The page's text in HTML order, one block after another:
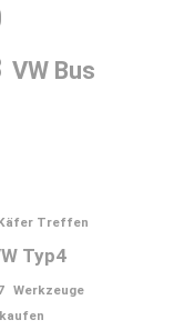
VW Bus
Treffen
Typ4
Werkzeuge